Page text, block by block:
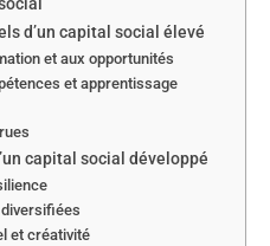
d’un capital social élevé
et aux opportunités
et apprentissage
capital social développé
et créativité